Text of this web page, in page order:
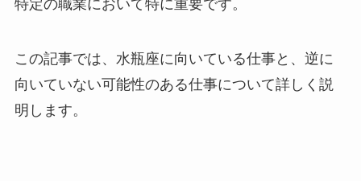
特定の職業において特に重要です。
この記事では、水瓶座に向いている仕事と、逆に
向いていない可能性のある仕事について詳しく説
明します。